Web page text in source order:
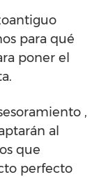
para qué
poner el
,
al
que
perfecto